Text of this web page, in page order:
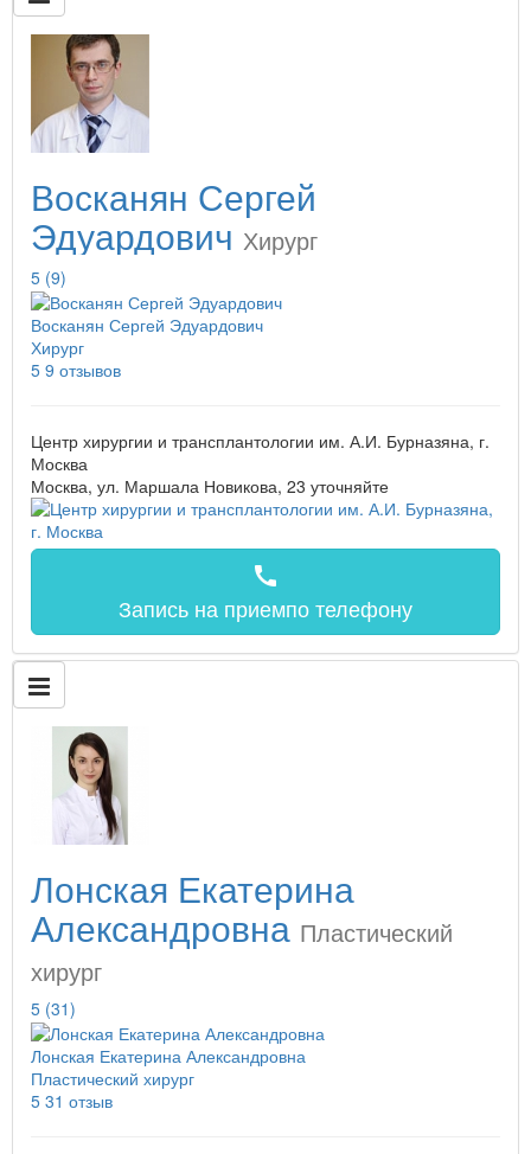
Восканян Сергей
Эдуардович Хирург
5 (9)
Восканян Сергей Эдуардович
Хирург
5 9 отзывов
Центр хирургии и трансплантологии им. А.И. Бурназяна, г.
Москва
Москва, ул. Маршала Новикова, 23 уточняйте
call
Запись на приемпо телефону
Лонская Екатерина
Александровна Пластический
хирург
5 (31)
Лонская Екатерина Александровна
Пластический хирург
5 31 отзыв